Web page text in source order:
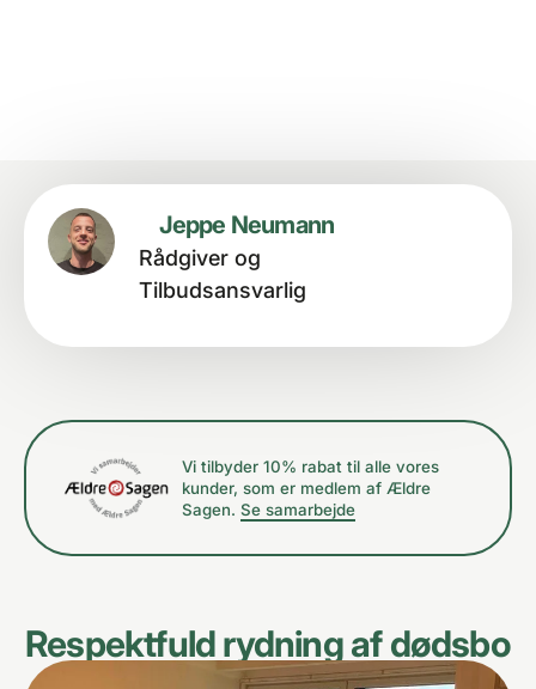
Jeppe Neumann
Rådgiver og
Tilbudsansvarlig
Vi tilbyder 10% rabat til alle vores
kunder, som er medlem af Ældre
Sagen. Se samarbejde
Respektfuld rydning af dødsbo